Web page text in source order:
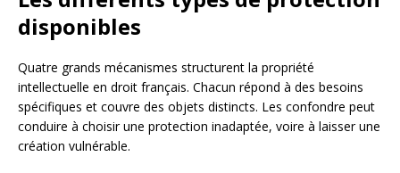
disponibles
Quatre grands mécanismes structurent la propriété
intellectuelle en droit français. Chacun répond à des besoins
spécifiques et couvre des objets distincts. Les confondre peut
conduire à choisir une protection inadaptée, voire à laisser une
création vulnérable.